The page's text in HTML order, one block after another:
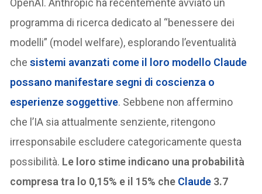
programma di ricerca dedicato al “benessere dei
modelli” (model welfare), esplorando l’eventualità
che sistemi avanzati come il loro modello Claude
possano manifestare segni di coscienza o
esperienze soggettive. Sebbene non affermino
che l’IA sia attualmente senziente, ritengono
irresponsabile escludere categoricamente questa
possibilità. Le loro stime indicano una probabilità
compresa tra lo 0,15% e il 15% che Claude 3.7